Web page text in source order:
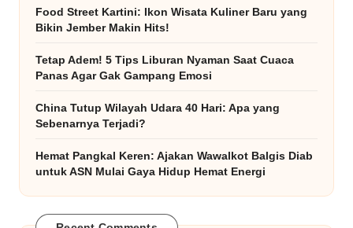
Food Street Kartini: Ikon Wisata Kuliner Baru yang
Bikin Jember Makin Hits!
Tetap Adem! 5 Tips Liburan Nyaman Saat Cuaca
Panas Agar Gak Gampang Emosi
China Tutup Wilayah Udara 40 Hari: Apa yang
Sebenarnya Terjadi?
Hemat Pangkal Keren: Ajakan Wawalkot Balgis Diab
untuk ASN Mulai Gaya Hidup Hemat Energi